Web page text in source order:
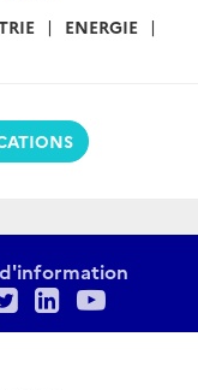
ENERGIE
TwitterLinkedIn